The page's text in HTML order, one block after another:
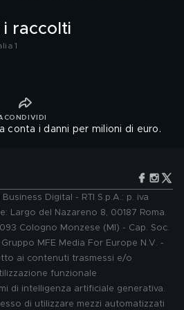
i raccolti
1
CONDIVIDI
conta i danni per milioni di euro.
Digital - RTI S.p.A.: p. iva
Largo del Nazareno 8, 00187 Roma.
Cologno Monzese (MI) - Cap. Soc.
MFE Media For Europe N.V. -
ai contenuti trasmessi e/o
funzionale
di intelligenza artificiale generativa.
di utilizzare mezzi automatizzati